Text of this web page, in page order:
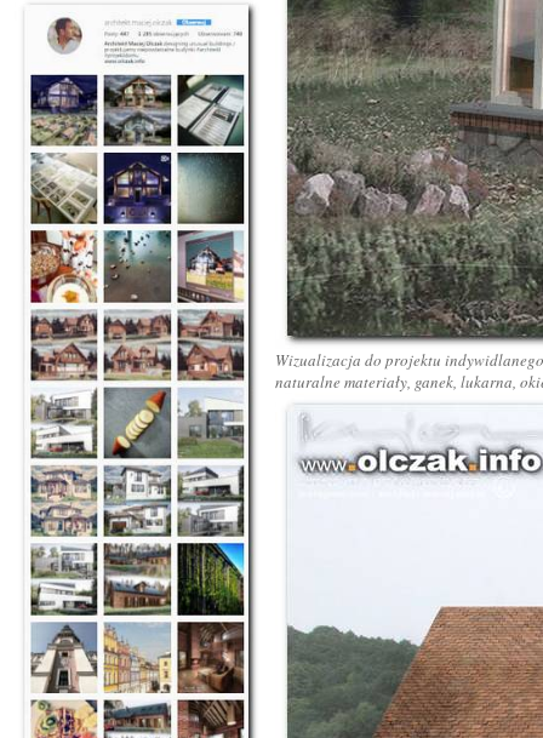
Wizualizacja do projektu
naturalne materiały, ganek, lukarna,